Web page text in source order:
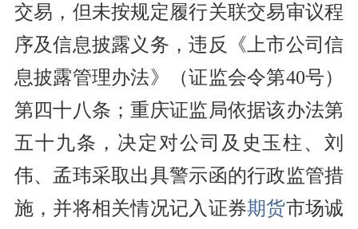
交易，但未按规定履行关联交易审议程
序及信息披露义务，违反《上市公司信
息披露管理办法》（证监会令第40号）
第四十八条；重庆证监局依据该办法第
五十九条，决定对公司及史玉柱、刘
伟、孟玮采取出具警示函的行政监管措
施，并将相关情况记入证券期货市场诚